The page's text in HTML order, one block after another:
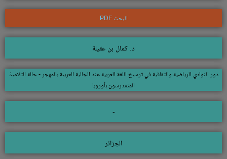
البحث PDF
د. كمال بن عقيلة
دور النوادي الرياضية والثقافية في ترسيخ اللغة العربية عند الجالية العربية بالمهجر - حالة التلاميذ
المتمدرسون بأوروبا
-
الجزائر